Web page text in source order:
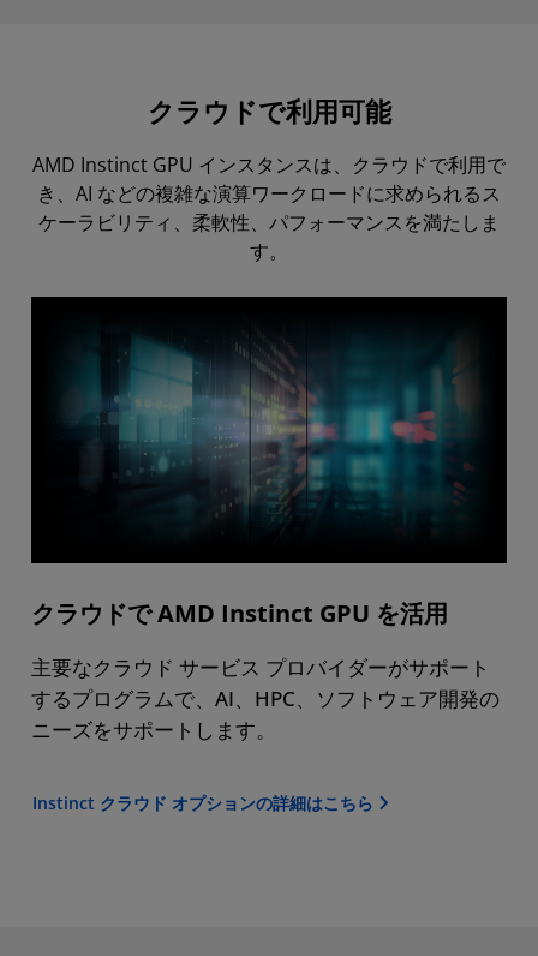
クラウドで利用可能
AMD Instinct GPU インスタンスは、クラウドで利用で
き、AI などの複雑な演算ワークロードに求められるス
ケーラビリティ、柔軟性、パフォーマンスを満たしま
す。
クラウドで AMD Instinct GPU を活用
主要なクラウド サービス プロバイダーがサポート
するプログラムで、AI、HPC、ソフトウェア開発の
ニーズをサポートします。
Instinct クラウド オプションの詳細はこちら